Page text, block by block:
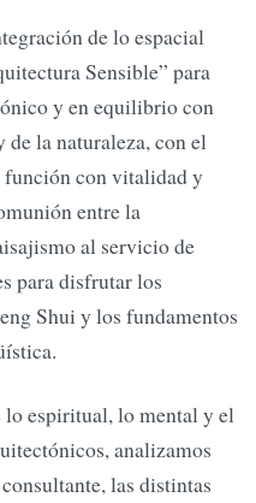
de lo espacial
Sensible” para
y en equilibrio con
la naturaleza, con el
con vitalidad y
entre la
al servicio de
para disfrutar los
Shui y los fundamentos
espiritual, lo mental y el
analizamos
las distintas